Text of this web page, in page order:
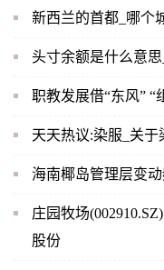
新西兰的首都_哪个
头寸余额是什么意
职教发展借“东风” “
天天热议:染服_关于
海南椰岛管理层变
庄园牧场
股份